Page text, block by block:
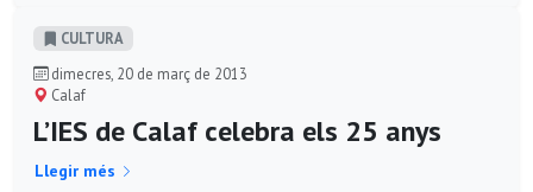
CULTURA
dimecres, 20 de març de 2013
Calaf
L’IES de Calaf celebra els 25 anys
Llegir més